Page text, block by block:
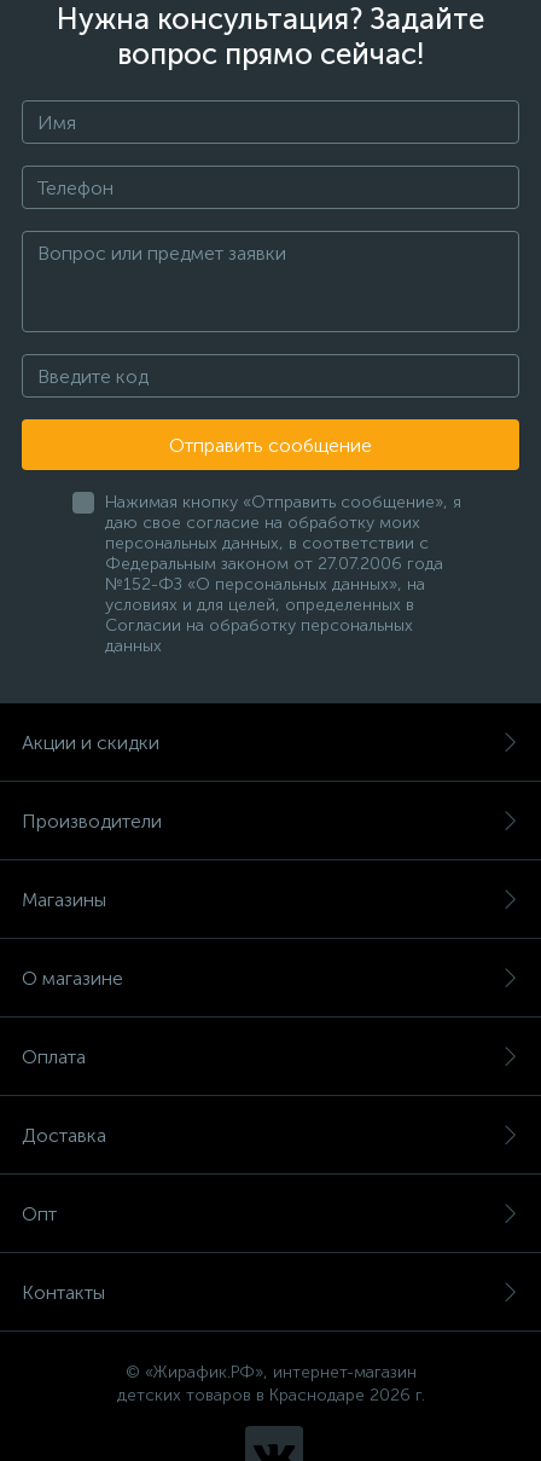
Нужна консультация? Задайте
вопрос прямо сейчас!
Отправить сообщение
Нажимая кнопку «Отправить сообщение», я
даю свое согласие на обработку моих
персональных данных, в соответствии с
Федеральным законом от 27.07.2006 года
№152-ФЗ «О персональных данных», на
условиях и для целей, определенных в
Согласии на обработку персональных
данных
Акции и скидки
Производители
Магазины
О магазине
Оплата
Доставка
Опт
Контакты
© «Жирафик.РФ», интернет-магазин
детских товаров в Краснодаре 2026 г.